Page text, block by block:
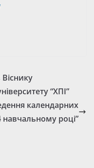
“ХПІ”
календарних
навчальному році”